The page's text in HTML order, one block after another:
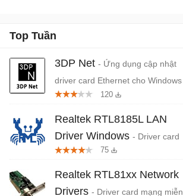
Top Tuần
3DP Net - Ứng dụng cập nhật
driver card Ethernet cho Windows
120
Realtek RTL8185L LAN
Driver Windows - Driver card
mạng
75
Realtek RTL81xx Network
Drivers - Driver card mạng miễn